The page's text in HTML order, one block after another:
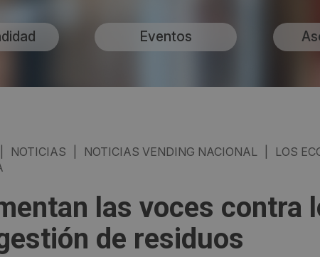
Eventos
NOTICIAS NOTICIAS VENDING NACIONAL
LOS
las voces contra
de residuos